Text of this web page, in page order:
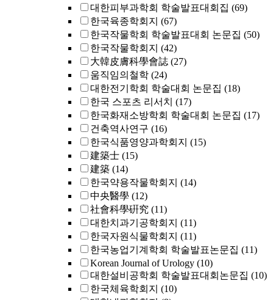
대한피부과학회 학술발표대회집 (69)
한국육종학회지 (67)
한국작물학회 학술발표대회 논문집 (50)
한국작물학회지 (42)
大韓皮膚科學會誌 (27)
움직임의철학 (24)
대한전기학회 학술대회 논문집 (18)
한국 스포츠 리서치 (17)
한국화재소방학회 학술대회 논문집 (17)
건축역사연구 (16)
한국식품영양과학회지 (15)
建築士 (15)
建築 (14)
한국약용작물학회지 (14)
中央醫學 (12)
社會科學硏究 (11)
대한치과기공학회지 (11)
한국자원식물학회지 (11)
한국농업기계학회 학술발표논문집 (11)
Korean Journal of Urology (10)
대한설비공학회 학술발표대회논문집 (10)
한국체육학회지 (10)